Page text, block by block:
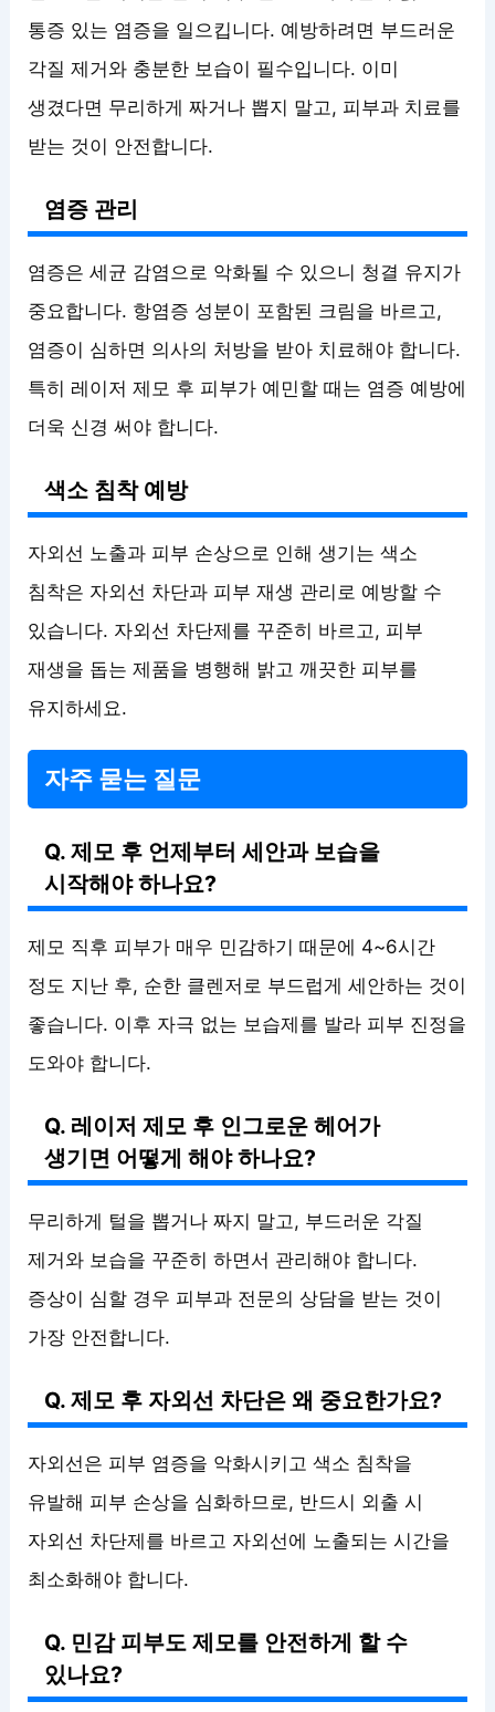
통증 있는 염증을 일으킵니다. 예방하려면 부드러운
각질 제거와 충분한 보습이 필수입니다. 이미
생겼다면 무리하게 짜거나 뽑지 말고, 피부과 치료를
받는 것이 안전합니다.
염증 관리
염증은 세균 감염으로 악화될 수 있으니 청결 유지가
중요합니다. 항염증 성분이 포함된 크림을 바르고,
염증이 심하면 의사의 처방을 받아 치료해야 합니다.
특히 레이저 제모 후 피부가 예민할 때는 염증 예방에
더욱 신경 써야 합니다.
색소 침착 예방
자외선 노출과 피부 손상으로 인해 생기는 색소
침착은 자외선 차단과 피부 재생 관리로 예방할 수
있습니다. 자외선 차단제를 꾸준히 바르고, 피부
재생을 돕는 제품을 병행해 밝고 깨끗한 피부를
유지하세요.
자주 묻는 질문
Q. 제모 후 언제부터 세안과 보습을
시작해야 하나요?
제모 직후 피부가 매우 민감하기 때문에 4~6시간
정도 지난 후, 순한 클렌저로 부드럽게 세안하는 것이
좋습니다. 이후 자극 없는 보습제를 발라 피부 진정을
도와야 합니다.
Q. 레이저 제모 후 인그로운 헤어가
생기면 어떻게 해야 하나요?
무리하게 털을 뽑거나 짜지 말고, 부드러운 각질
제거와 보습을 꾸준히 하면서 관리해야 합니다.
증상이 심할 경우 피부과 전문의 상담을 받는 것이
가장 안전합니다.
Q. 제모 후 자외선 차단은 왜 중요한가요?
자외선은 피부 염증을 악화시키고 색소 침착을
유발해 피부 손상을 심화하므로, 반드시 외출 시
자외선 차단제를 바르고 자외선에 노출되는 시간을
최소화해야 합니다.
Q. 민감 피부도 제모를 안전하게 할 수
있나요?